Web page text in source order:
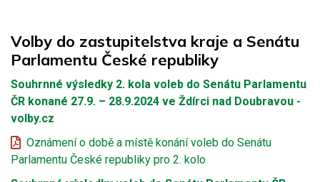
Volby do zastupitelstva kraje a Senátu
Parlamentu České republiky
Souhrnné výsledky 2. kola voleb do Senátu Parlamentu
ČR konané 27.9. – 28.9.2024 ve Ždírci nad Doubravou -
volby.cz
Oznámení o době a místě konání voleb do Senátu
Parlamentu České republiky pro 2. kolo